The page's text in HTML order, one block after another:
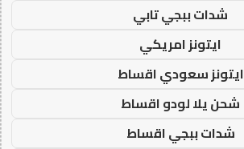
شدات ببجي تابي
ايتونز امريكي
ايتونز سعودي اقساط
شحن يلا لودو اقساط
شدات ببجي اقساط